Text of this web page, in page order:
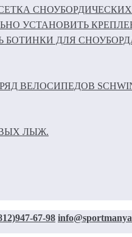
УСТАНОВИТЬ
БОТИНКИ ДЛЯ
ВЕЛОСИПЕДОВ
ЛЫЖ.
67-98